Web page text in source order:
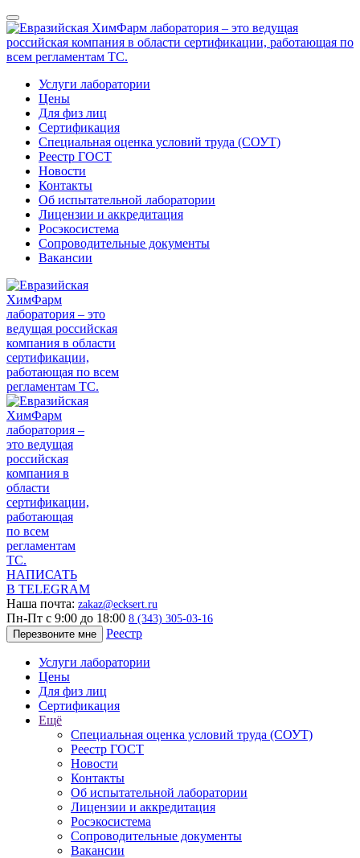
Услуги лаборатории
Цены
Для физ лиц
Сертификация
Специальная оценка условий труда (СОУТ)
Реестр ГОСТ
Новости
Контакты
Об испытательной лаборатории
Лицензии и аккредитация
Росэкосистема
Сопроводительные документы
Вакансии
НАПИСАТЬ
В TELEGRAM
Наша почта: zakaz@ecksert.ru
Пн-Пт с 9:00 до 18:00 8 (343) 305-03-16
Перезвоните мне
Реестр
Услуги лаборатории
Цены
Для физ лиц
Сертификация
Ещё
Специальная оценка условий труда (СОУТ)
Реестр ГОСТ
Новости
Контакты
Об испытательной лаборатории
Лицензии и аккредитация
Росэкосистема
Сопроводительные документы
Вакансии